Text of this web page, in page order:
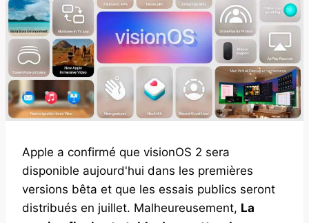
Apple a confirmé que visionOS 2 sera
disponible aujourd'hui dans les premières
versions bêta et que les essais publics seront
distribués en juillet. Malheureusement, La